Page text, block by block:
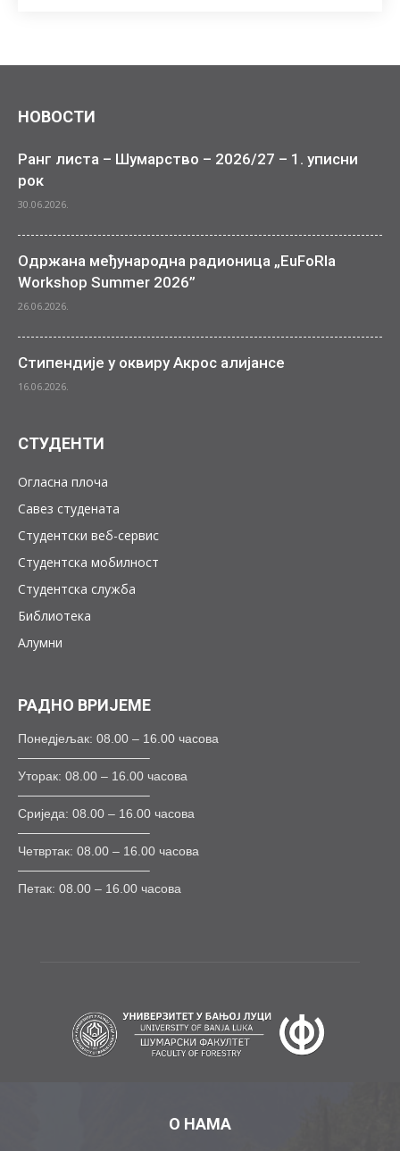
НОВОСТИ
Ранг листа – Шумарство – 2026/27 – 1. уписни
рок
30.06.2026.
Одржана међународна радионица „EuFoRIa
Workshop Summer 2026”
26.06.2026.
Стипендије у оквиру Акрос алијансе
16.06.2026.
СТУДЕНТИ
Огласна плоча
Савез студената
Студентски веб-сервис
Студентска мобилност
Студентска служба
Библиотека
Алумни
РАДНО ВРИЈЕМЕ
Понедјељак: 08.00 – 16.00 часова
——————————–
Уторак: 08.00 – 16.00 часова
——————————–
Сриједа: 08.00 – 16.00 часова
——————————–
Четвртак: 08.00 – 16.00 часова
——————————–
Петак: 08.00 – 16.00 часова
О НАМА